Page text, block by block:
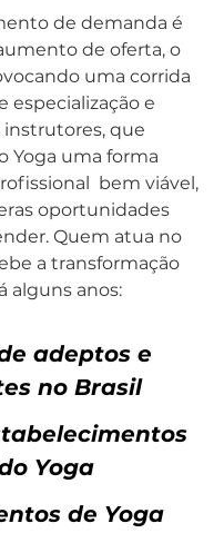
de demanda é
de oferta, o
uma corrida
especialização e
instrutores, que
Yoga uma forma
bem viável,
oportunidades
Quem atua no
a transformação
alguns anos:
adeptos e
no Brasil
Yoga
de Yoga